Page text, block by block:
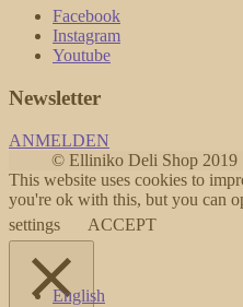
Facebook
Instagram
Youtube
Newsletter
ANMELDEN
© Elliniko Deli Shop 2019
This website uses cookies to
you're ok with this, but you can
settings
ACCEPT
English